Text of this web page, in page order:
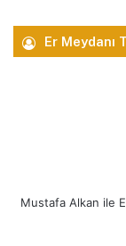
Er Meydanı
Mustafa Alkan ile